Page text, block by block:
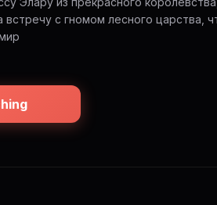
встречу с гномом лесного царства,